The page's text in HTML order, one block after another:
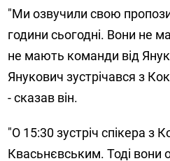
"Ми озвучили свою
години сьогодні. Вони не
не мають команди від
Янукович зустрічався з
- сказав він.
"О 15:30 зустріч спікера з
Квасьнєвським. Тоді вони